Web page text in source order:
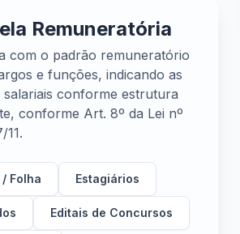
Remuneratória
com o padrão remuneratório
e funções, indicando as
salariais conforme estrutura
conforme Art. 8º da Lei nº
11.
Folha Estagiários
Editais de Concursos